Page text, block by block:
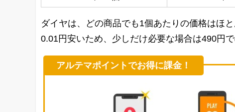
ダイヤは、どの商品でも1個あたりの価格はほ
0.01円安いため、少しだけ必要な場合は490円
アルテマポイントでお得に課金！